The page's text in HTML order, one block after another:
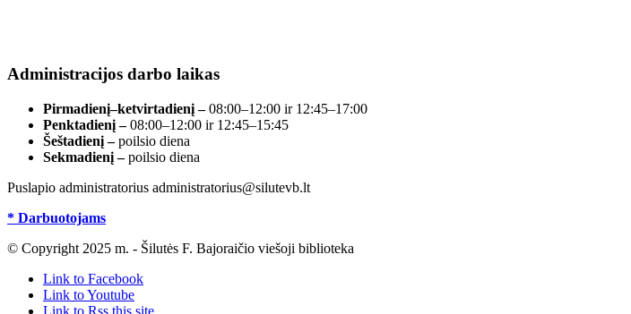
Administracijos darbo laikas
Pirmadienį–ketvirtadienį –08:00–12:00 ir 12:45–17:00
Penktadienį –08:00–12:00 ir 12:45–15:45
Šeštadienį –poilsio diena
Sekmadienį –poilsio diena
Puslapio administratorius administratorius@silutevb.lt
* Darbuotojams
© Copyright 2025 m. - Šilutės F. Bajoraičio viešoji biblioteka
Link to Facebook
Link to Youtube
Link to Rss this site